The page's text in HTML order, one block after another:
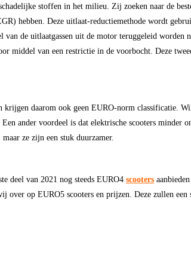
stoffen in het milieu. Zij zoeken naar de
hebben. Deze uitlaat-reductiemethode wordt
de uitlaatgassen uit de motor teruggeleid
middel van een restrictie in de voorbocht. Deze
krijgen daarom ook geen EURO-norm classificatie.
. Een ander voordeel is dat elektrische scooters
, maar ze zijn een stuk duurzamer.
deel van 2021 nog steeds EURO4 scooters
op EURO5 scooters en prijzen. Deze zullen een